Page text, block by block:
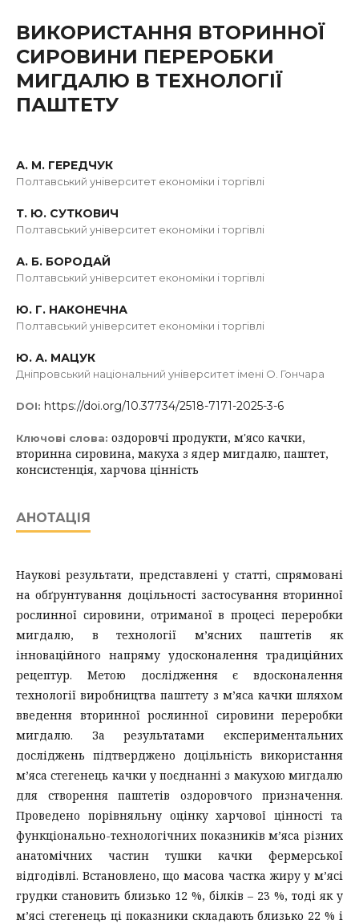
ВИКОРИСТАННЯ ВТОРИННОЇ
СИРОВИНИ ПЕРЕРОБКИ
МИГДАЛЮ В ТЕХНОЛОГІЇ
ПАШТЕТУ
А. М. ГЕРЕДЧУК
Полтавський університет економіки і торгівлі
Т. Ю. СУТКОВИЧ
Полтавський університет економіки і торгівлі
А. Б. БОРОДАЙ
Полтавський університет економіки і торгівлі
Ю. Г. НАКОНЕЧНА
Полтавський університет економіки і торгівлі
Ю. А. МАЦУК
Дніпровський національний університет імені О. Гончара
DOI: https://doi.org/10.37734/2518-7171-2025-3-6
Ключові слова: оздоровчі продукти, м'ясо качки,
вторинна сировина, макуха з ядер мигдалю, паштет,
консистенція, харчова цінність
АНОТАЦІЯ
Наукові результати, представлені у статті, спрямовані
на обґрунтування доцільності застосування вторинної
рослинної сировини, отриманої в процесі переробки
мигдалю, в технології м’ясних паштетів як
інноваційного напряму удосконалення традиційних
рецептур. Метою дослідження є вдосконалення
технології виробництва паштету з м’яса качки шляхом
введення вторинної рослинної сировини переробки
мигдалю. За результатами експериментальних
досліджень підтверджено доцільність використання
м’яса стегенець качки у поєднанні з макухою мигдалю
для створення паштетів оздоровчого призначення.
Проведено порівняльну оцінку харчової цінності та
функціонально-технологічних показників м’яса різних
анатомічних частин тушки качки фермерської
відгодівлі. Встановлено, що масова частка жиру у м’ясі
грудки становить близько 12 %, білків – 23 %, тоді як у
м’ясі стегенець ці показники складають близько 22 % і